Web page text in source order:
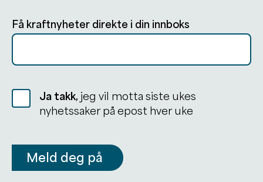
Få kraftnyheter direkte i din innboks
Ja takk, jeg vil motta siste ukes
nyhetssaker på epost hver uke
Meld deg på